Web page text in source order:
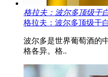
格拉夫：波尔多顶级干
格拉夫：波尔多顶级干
波尔多是世界葡萄酒的
格各异。格..